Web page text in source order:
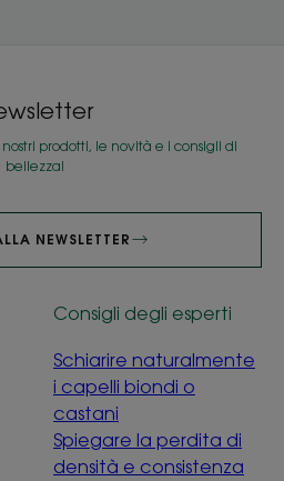
prodotti, le novità e i consigli di
bellezza!
NEWSLETTER
Consigli degli esperti
Schiarire naturalmente
i capelli biondi o
castani
Spiegare la perdita di
densità e consistenza